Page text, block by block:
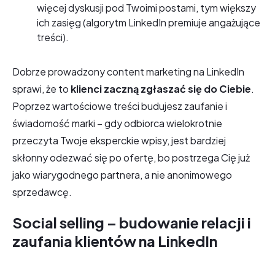
więcej dyskusji pod Twoimi postami, tym większy
ich zasięg (algorytm LinkedIn premiuje angażujące
treści).
Dobrze prowadzony content marketing na LinkedIn
sprawi, że to klienci zaczną zgłaszać się do Ciebie.
Poprzez wartościowe treści budujesz zaufanie i
świadomość marki – gdy odbiorca wielokrotnie
przeczyta Twoje eksperckie wpisy, jest bardziej
skłonny odezwać się po ofertę, bo postrzega Cię już
jako wiarygodnego partnera, a nie anonimowego
sprzedawcę.
Social selling – budowanie relacji i
zaufania klientów na LinkedIn